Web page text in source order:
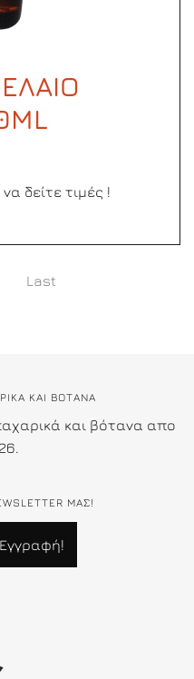
δείτε τιμές !
Last
ΚΑΙ ΒΟΤΑΝΑ
και βότανα απο
ΜΑΣ!